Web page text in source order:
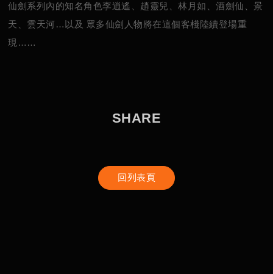
仙劍系列內的知名角色李逍遙、趙靈兒、林月如、酒劍仙、景
天、雲天河…以及 眾多仙劍人物將在這個客棧陸續登場重
現……
SHARE
回列表頁